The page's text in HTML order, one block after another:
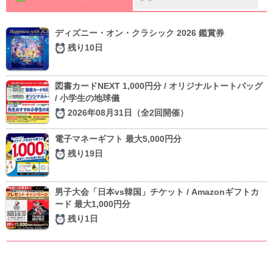
ディズニー・オン・クラシック 2026 鑑賞券
残り10日
図書カードNEXT 1,000円分 / オリジナルトートバッグ
/ 小学生の地球儀
2026年08月31日（全2回開催）
電子マネーギフト 最大5,000円分
残り19日
男子大会「日本vs韓国」チケット / Amazonギフトカ
ード 最大1,000円分
残り1日